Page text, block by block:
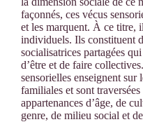
façonnés, ces vécus
et les marquent. À ce titre,
individuels. Ils constituent
socialisatrices partagées
d’être et de faire
sensorielles enseignent sur
familiales et sont traversées
appartenances d’âge, de
genre, de milieu social et